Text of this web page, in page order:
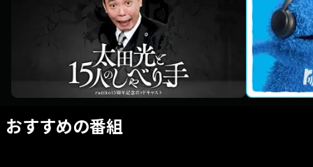
おすすめの番組